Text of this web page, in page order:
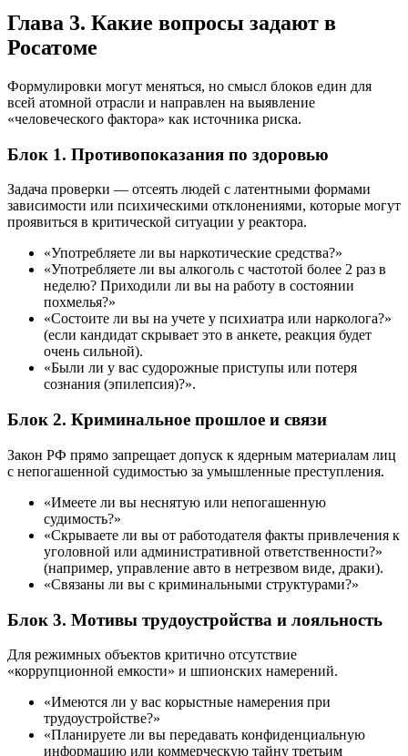
Глава 3. Какие вопросы задают в
Росатоме
Формулировки могут меняться, но смысл блоков един для
всей атомной отрасли и направлен на выявление
«человеческого фактора» как источника риска.
Блок 1. Противопоказания по здоровью
Задача проверки — отсеять людей с латентными формами
зависимости или психическими отклонениями, которые могут
проявиться в критической ситуации у реактора.
«Употребляете ли вы наркотические средства?»
«Употребляете ли вы алкоголь с частотой более 2 раз в
неделю? Приходили ли вы на работу в состоянии
похмелья?»
«Состоите ли вы на учете у психиатра или нарколога?»
(если кандидат скрывает это в анкете, реакция будет
очень сильной).
«Были ли у вас судорожные приступы или потеря
сознания (эпилепсия)?».
Блок 2. Криминальное прошлое и связи
Закон РФ прямо запрещает допуск к ядерным материалам лиц
с непогашенной судимостью за умышленные преступления.
«Имеете ли вы неснятую или непогашенную
судимость?»
«Скрываете ли вы от работодателя факты привлечения к
уголовной или административной ответственности?»
(например, управление авто в нетрезвом виде, драки).
«Связаны ли вы с криминальными структурами?»
Блок 3. Мотивы трудоустройства и лояльность
Для режимных объектов критично отсутствие
«коррупционной емкости» и шпионских намерений.
«Имеются ли у вас корыстные намерения при
трудоустройстве?»
«Планируете ли вы передавать конфиденциальную
информацию или коммерческую тайну третьим